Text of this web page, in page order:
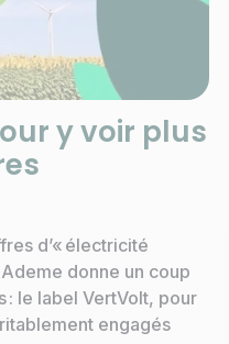
y voir plus
d’« électricité
donne un coup
: le label VertVolt, pour
engagés